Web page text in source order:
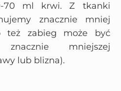
70 ml krwi. Z tkanki
znacznie mniej
też zabieg może być
mniejszej
lub blizna).